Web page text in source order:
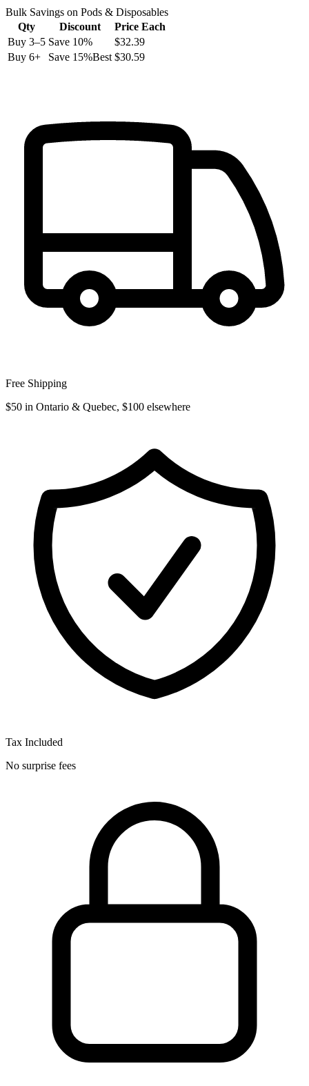
Bulk Savings on Pods & Disposables
Qty
Discount
Price Each
Buy 3–5 Save 10%
$32.39
Buy 6+ Save 15%Best $30.59
Free Shipping
$50 in Ontario & Quebec, $100 elsewhere
Tax Included
No surprise fees